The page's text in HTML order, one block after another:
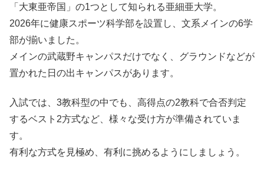
「大東亜帝国」の1つとして知られる亜細亜大学。
2026年に健康スポーツ科学部を設置し、文系メインの6学
部が揃いました。
メインの武蔵野キャンパスだけでなく、グラウンドなどが
置かれた日の出キャンパスがあります。
入試では、3教科型の中でも、高得点の2教科で合否判定
するベスト2方式など、様々な受け方が準備されていま
す。
有利な方式を見極め、有利に挑めるようにしましょう。